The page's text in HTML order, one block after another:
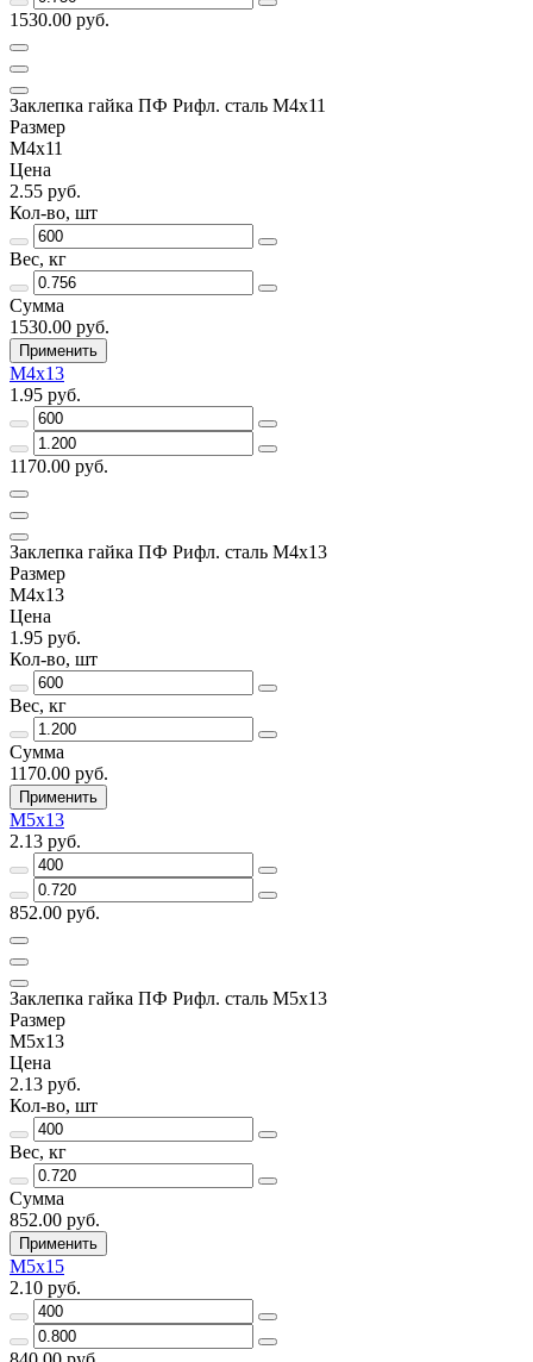
1530.00 руб.
Заклепка гайка ПФ Рифл. сталь М4х11
Размер
М4х11
Цена
2.55 руб.
Кол-во, шт
Вес, кг
Сумма
1530.00 руб.
Применить
М4х13
1.95 руб.
1170.00 руб.
Заклепка гайка ПФ Рифл. сталь М4х13
Размер
М4х13
Цена
1.95 руб.
Кол-во, шт
Вес, кг
Сумма
1170.00 руб.
Применить
М5х13
2.13 руб.
852.00 руб.
Заклепка гайка ПФ Рифл. сталь М5х13
Размер
М5х13
Цена
2.13 руб.
Кол-во, шт
Вес, кг
Сумма
852.00 руб.
Применить
М5х15
2.10 руб.